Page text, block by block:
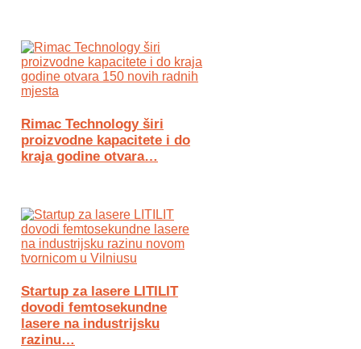
Rimac Technology širi
proizvodne kapacitete i do
kraja godine otvara…
Startup za lasere LITILIT
dovodi femtosekundne
lasere na industrijsku
razinu…